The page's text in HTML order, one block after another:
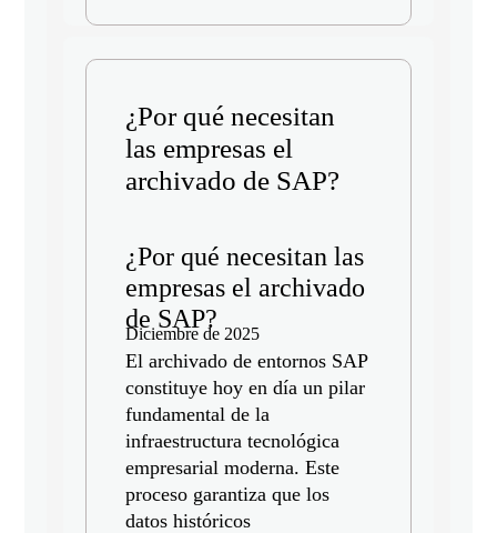
¿Por qué necesitan
las empresas el
archivado de SAP?
¿Por qué necesitan las
empresas el archivado
de SAP?
Diciembre de 2025
El archivado de entornos SAP
constituye hoy en día un pilar
fundamental de la
infraestructura tecnológica
empresarial moderna. Este
proceso garantiza que los
datos históricos